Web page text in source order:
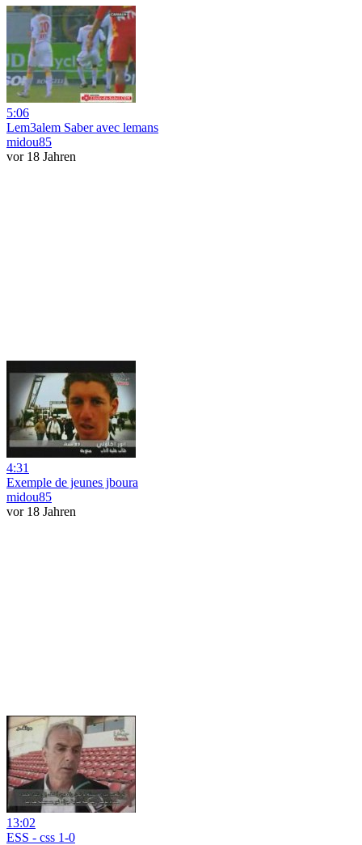
5:06
Lem3alem Saber avec lemans
midou85
vor 18 Jahren
4:31
Exemple de jeunes jboura
midou85
vor 18 Jahren
13:02
ESS - css 1-0